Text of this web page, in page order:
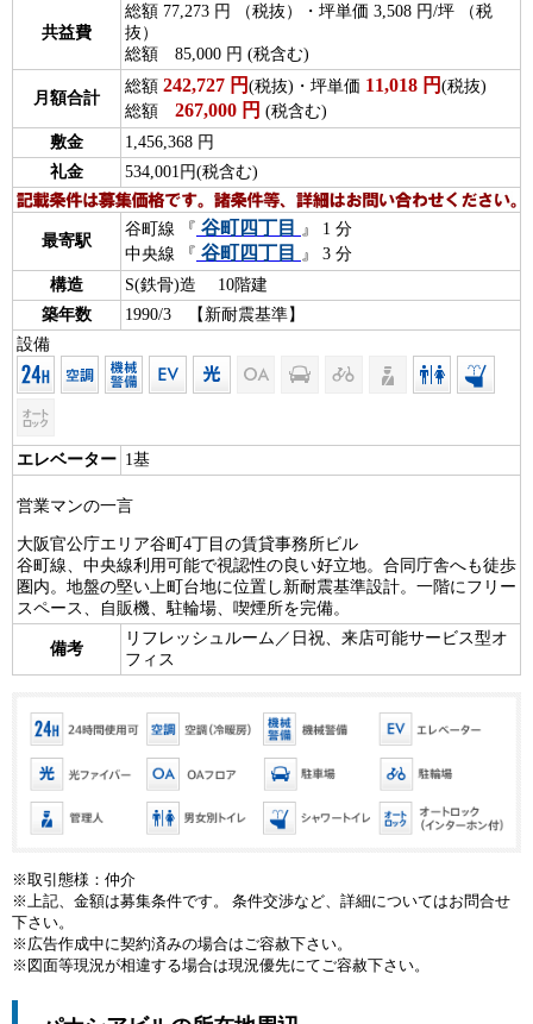
共益費
総額 77,273 円 （税抜）・坪単価 3,508 円/坪 （税
抜）
総額 85,000 円 (税含む)
月額合計
総額 242,727 円 (税抜)・坪単価 11,018 円 (税抜)
総額 267,000 円 (税含む)
敷金
1,456,368 円
礼金
534,001円(税含む)
最寄駅
谷町線 『 谷町四丁目
』 1 分
中央線 『 谷町四丁目
』 3 分
構造
S(鉄骨)造 10階建
築年数
1990/3 【新耐震基準】
設備
エレベーター 1基
営業マンの一言
大阪官公庁エリア谷町4丁目の賃貸事務所ビル
谷町線、中央線利用可能で視認性の良い好立地。合同庁舎へも徒歩
圏内。地盤の堅い上町台地に位置し新耐震基準設計。一階にフリー
スペース、自販機、駐輪場、喫煙所を完備。
備考
リフレッシュルーム／日祝、来店可能サービス型オ
フィス
※取引態様：仲介
※上記、金額は募集条件です。 条件交渉など、詳細についてはお問合せ
下さい。
※広告作成中に契約済みの場合はご容赦下さい。
※図面等現況が相違する場合は現況優先にてご容赦下さい。